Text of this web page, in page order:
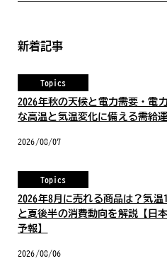
新着記事
Topics
2026年秋の天候と電力需要・電
な高温と気温変化に備える需給
2026/08/07
Topics
2026年8月に売れる商品は？気
と夏後半の消費動向を解説【日
予報】
2026/08/06